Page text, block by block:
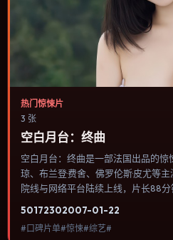
热门惊悚片
3 张
空白月台：终曲
空白月台：终曲是一部法国出品的
琼、布兰登·费舍、佛罗伦斯·皮尤等
院线与网络平台陆续上线，片长88
视听语言统一，可作为休闲观影或类
50172302007-01-22
#口碑片单#惊悚#综艺#